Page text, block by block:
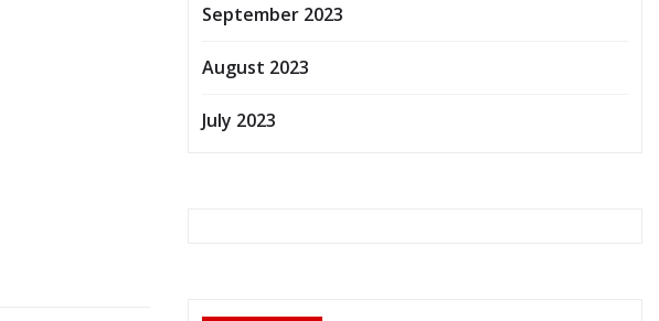
September 2023
August 2023
July 2023